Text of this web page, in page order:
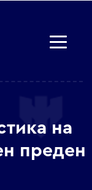
на
преден